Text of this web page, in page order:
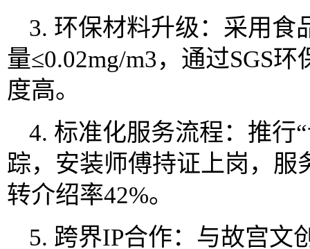
3. 环保材料升级：采用食
量≤0.02mg/m3，通过SGS
度高。
4. 标准化服务流程：推行
踪，安装师傅持证上岗，服
转介绍率42%。
5. 跨界IP合作：与故宫文